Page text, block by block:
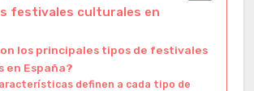
festivales culturales en
los principales tipos de festivales
en España?
definen a cada tipo de